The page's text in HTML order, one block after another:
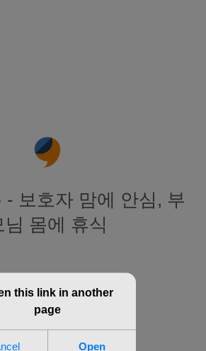
- 보호자 맘에 안심, 부
님 몸에 휴식